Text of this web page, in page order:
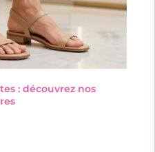
: découvrez nos